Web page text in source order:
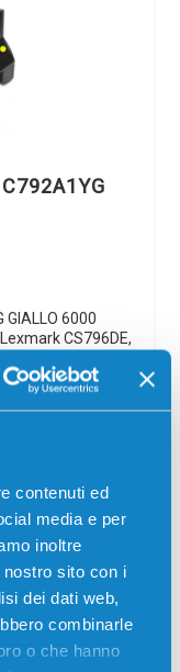
contenuti ed
media e per
inoltre
sito con i
dei dati web,
combinarle
o che hanno
6000
CS796DE,
44